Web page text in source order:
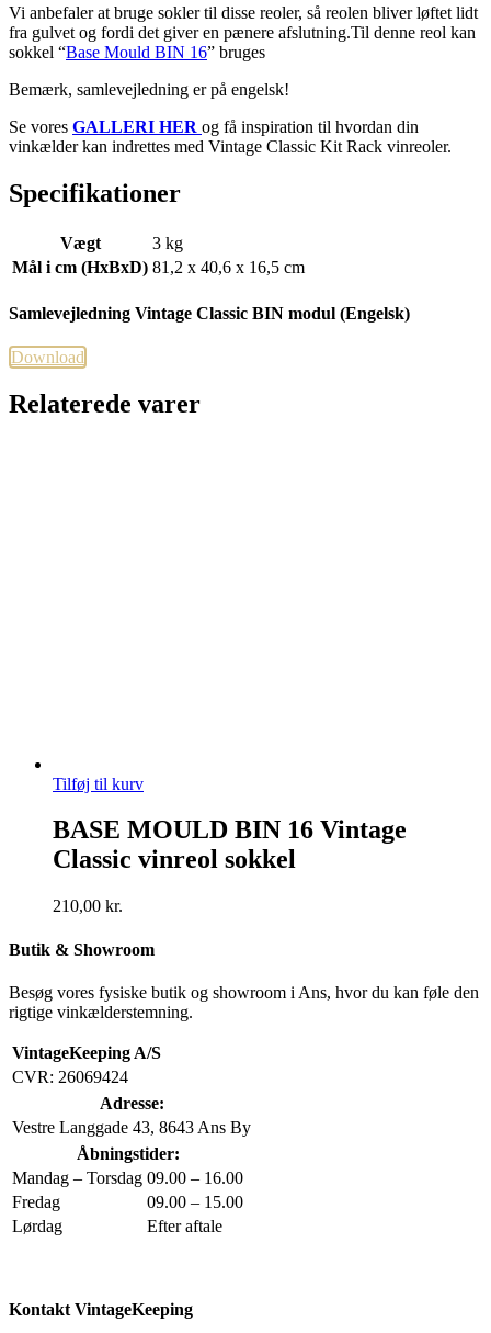
Vi anbefaler at bruge sokler til disse reoler, så reolen bliver løftet lidt
fra gulvet og fordi det giver en pænere afslutning.Til denne reol kan
sokkel “Base Mould BIN 16” bruges
Bemærk, samlevejledning er på engelsk!
Se vores GALLERI HER og få inspiration til hvordan din
vinkælder kan indrettes med Vintage Classic Kit Rack vinreoler.
Specifikationer
Vægt
3 kg
Mål i cm (HxBxD) 81,2 x 40,6 x 16,5 cm
Samlevejledning Vintage Classic BIN modul (Engelsk)
Download
Relaterede varer
Tilføj til kurv
BASE MOULD BIN 16 Vintage
Classic vinreol sokkel
210,00 kr.
Butik & Showroom
Besøg vores fysiske butik og showroom i Ans, hvor du kan føle den
rigtige vinkælderstemning.
VintageKeeping A/S
CVR: 26069424
Adresse:
Vestre Langgade 43, 8643 Ans By
Åbningstider:
Mandag – Torsdag 09.00 – 16.00
Fredag
09.00 – 15.00
Lørdag
Efter aftale
Kontakt VintageKeeping